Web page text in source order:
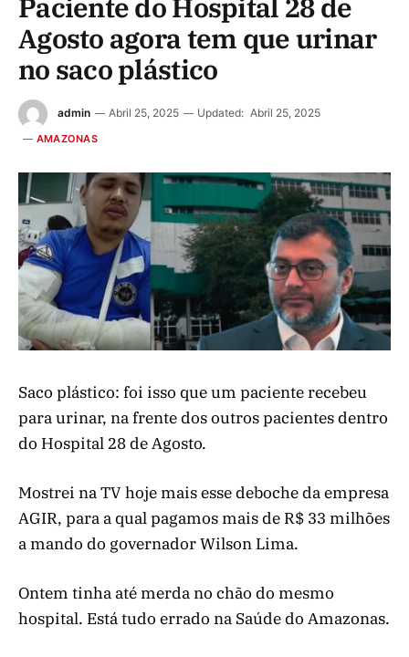
Paciente do Hospital 28 de
Agosto agora tem que urinar
no saco plástico
admin Abril 25, 2025 Updated: Abril 25, 2025
AMAZONAS
Saco plástico: foi isso que um paciente recebeu
para urinar, na frente dos outros pacientes dentro
do Hospital 28 de Agosto.
Mostrei na TV hoje mais esse deboche da empresa
AGIR, para a qual pagamos mais de R$ 33 milhões
a mando do governador Wilson Lima.
Ontem tinha até merda no chão do mesmo
hospital. Está tudo errado na Saúde do Amazonas.